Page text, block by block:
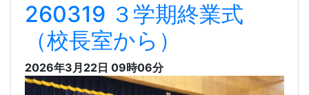
260319 ３学期終業式
（校長室から）
2026年3月22日 09時06分